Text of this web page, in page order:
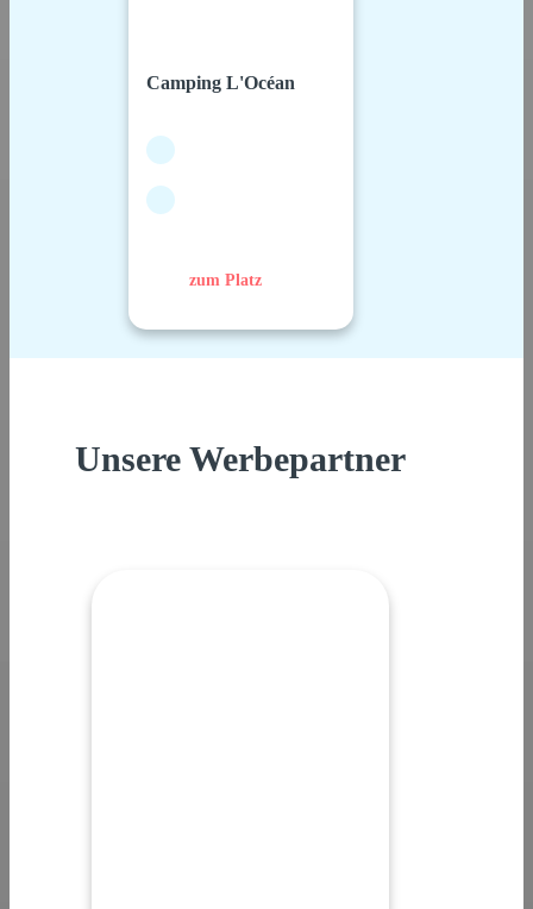
Camping L'Océan
zum Platz
Unsere Werbepartner